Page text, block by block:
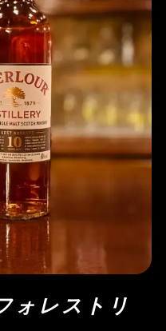
ォレストリ